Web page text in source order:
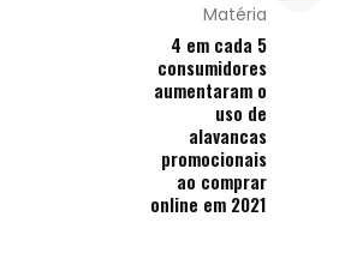
Matéria
4 em cada 5
consumidores
aumentaram o
uso de
alavancas
promocionais
ao comprar
online em 2021